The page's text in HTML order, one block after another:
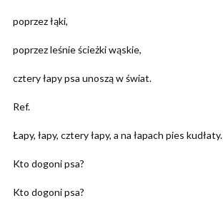
poprzez łąki,
poprzez leśnie ścieżki wąskie,
cztery łapy psa unoszą w świat.
Ref.
Łapy, łapy, cztery łapy, a na łapach pies kudłaty.
Kto dogoni psa?
Kto dogoni psa?